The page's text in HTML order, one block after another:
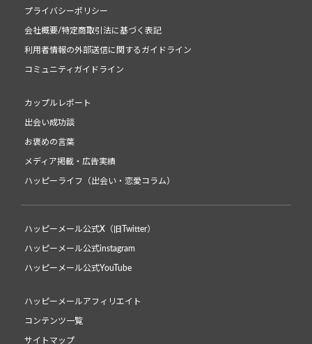
プライバシーポリシー
会社概要/特定商取引法に基づく表記
利用者情報の外部送信に関するガイドライン
コミュニティガイドライン
カップルレポート
出会い成功談
お褒めの言葉
メディア掲載・広告実績
ハッピーライフ（出会い・恋愛コラム）
ハッピーメール公式X（旧Twitter）
ハッピーメール公式instagram
ハッピーメール公式YouTube
ハッピーメールアフィリエイト
コンテンツ一覧
サイトマップ